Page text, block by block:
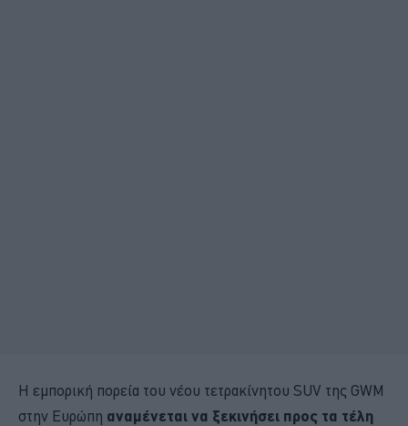
Η εμπορική πορεία του νέου τετρακίνητου SUV της GWM
στην Ευρώπη αναμένεται να ξεκινήσει προς τα τέλη